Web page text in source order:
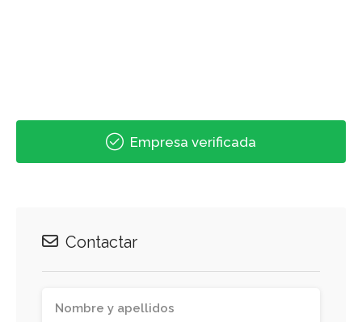
Empresa verificada
Contactar